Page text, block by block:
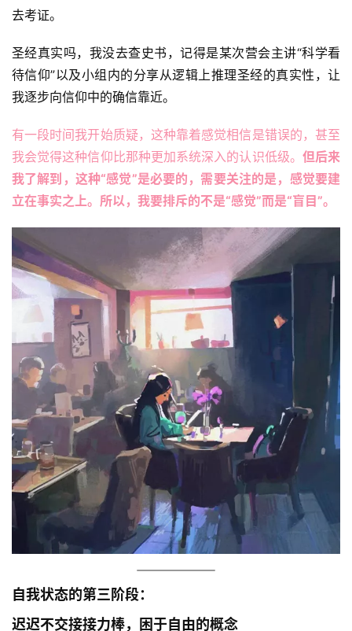
去考证。
圣经真实吗，我没去查史书，记得是某次营会主讲“科学看
待信仰”以及小组内的分享从逻辑上推理圣经的真实性，让
我逐步向信仰中的确信靠近。
有一段时间我开始质疑，这种靠着感觉相信是错误的，甚至
我会觉得这种信仰比那种更加系统深入的认识低级。 但后来
我了解到，这种“感觉”是必要的，需要关注的是，感觉要建
立在事实之上。所以，我要排斥的不是“感觉”而是“盲目”。
自我状态的第三阶段：
迟迟不交接接力棒，困于自由的概念